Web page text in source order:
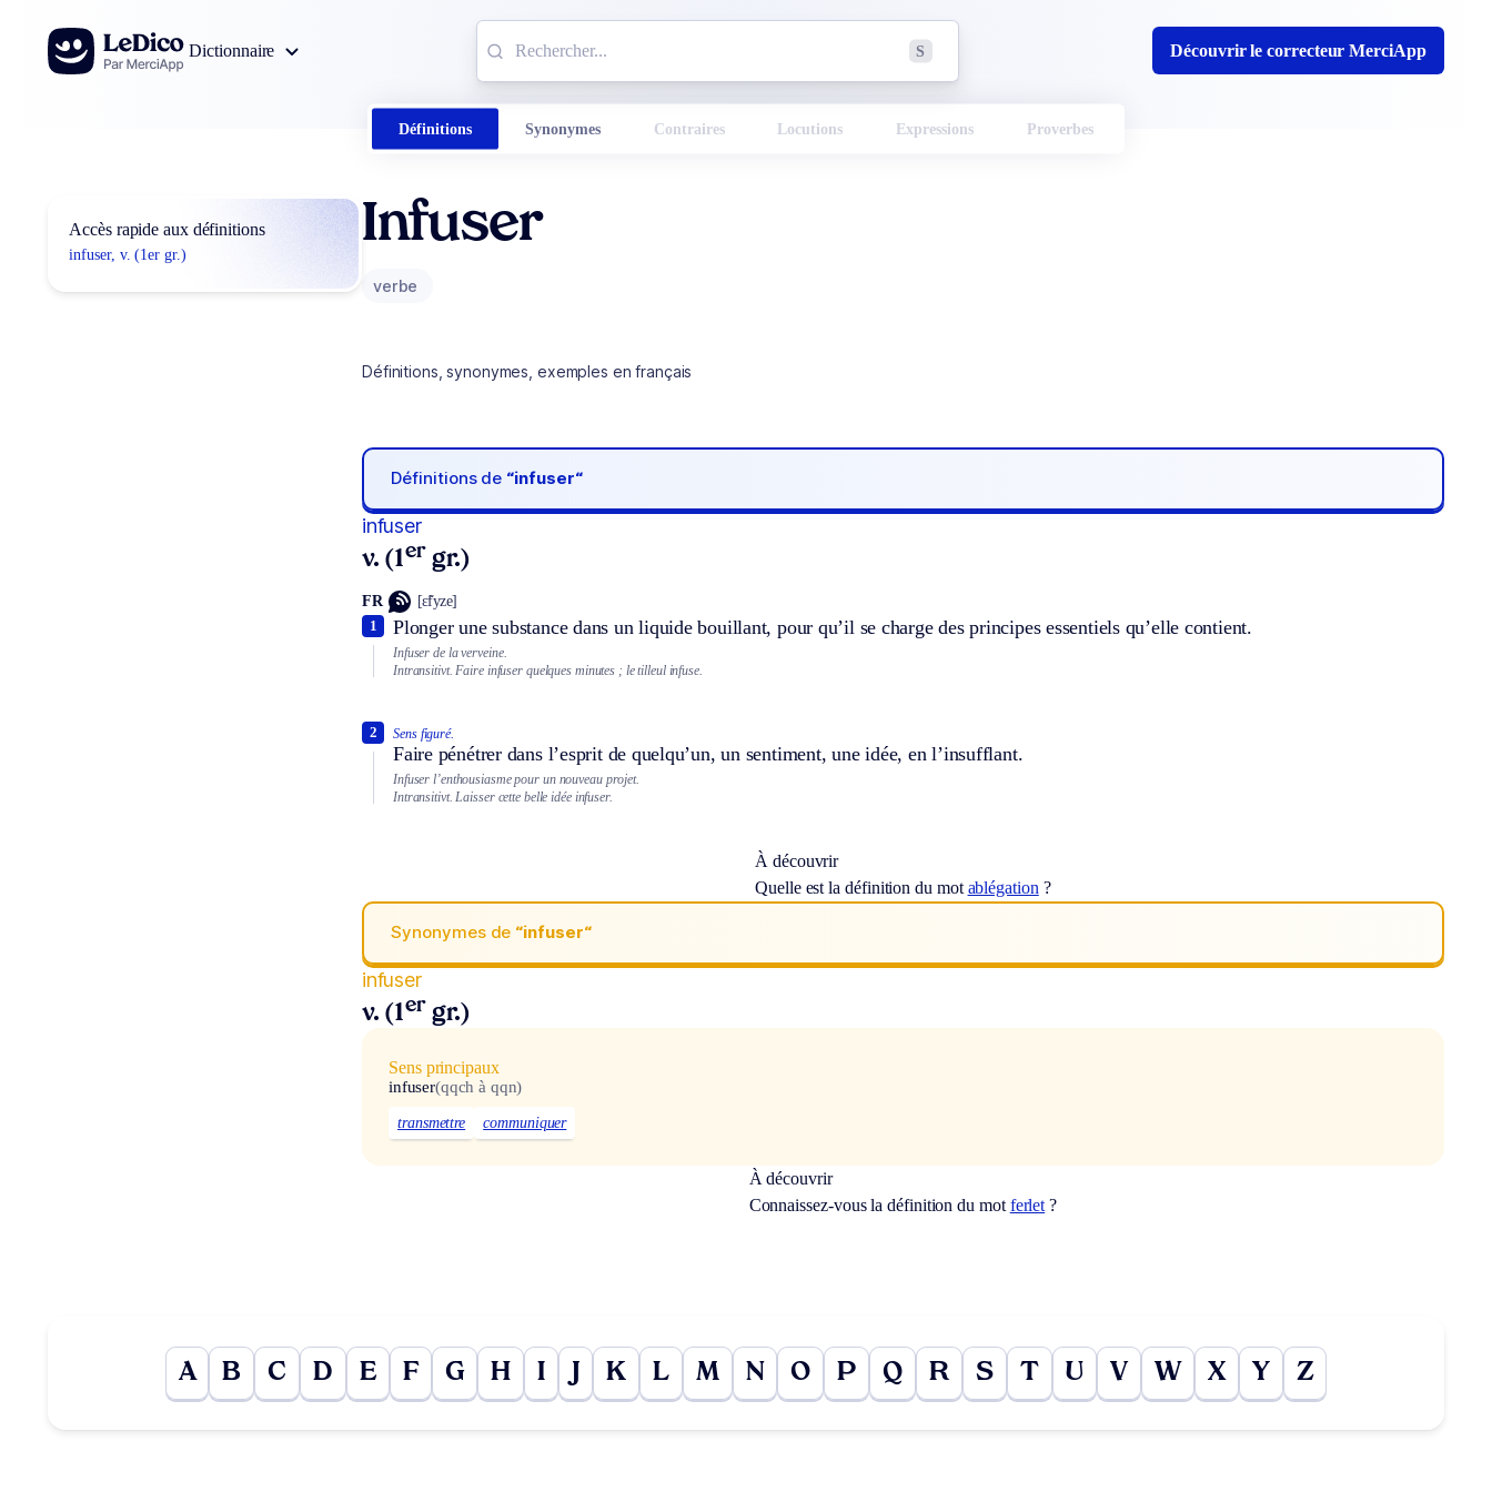
Aller au contenu
Dictionnaire
S Découvrir le correcteur MerciApp
Définitions Synonymes Contraires Locutions Expressions Proverbes
Accès rapide aux définitions
infuser, v. (1er gr.)
Infuser
verbe
Définitions, synonymes, exemples en français
Définitions de “infuser“
infuser
v. (1er gr.)
FR [ɛ̃fyze]
Plonger une substance dans un liquide bouillant, pour qu’il se charge des principes essentiels qu’elle contient.
1
Infuser de la verveine.
Intransitivt. Faire infuser quelques minutes ; le tilleul infuse.
Sens figuré.
Faire pénétrer dans l’esprit de quelqu’un, un sentiment, une idée, en l’insufflant.
2
Infuser l’enthousiasme pour un nouveau projet.
Intransitivt. Laisser cette belle idée infuser.
À découvrir
Quelle est la définition du mot ablégation ?
Synonymes de “infuser“
infuser
v. (1er gr.)
Sens principaux
infuser(qqch à qqn)
transmettre communiquer
À découvrir
Connaissez-vous la définition du mot ferlet ?
A B C D E F G H I K L M N O P Q R S T U V W X Y Z